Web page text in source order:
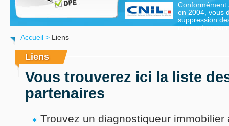
Conformément
en 2004, vous
suppression
nous
Accueil > Liens
Liens
Vous trouverez ici la liste
partenaires
Trouvez un diagnostiqueur